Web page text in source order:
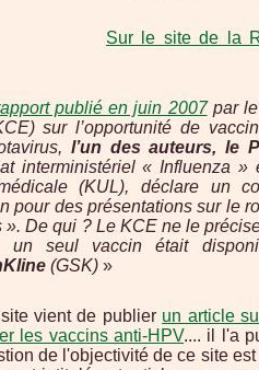
Sur le site de la
publié en juin 2007par le
sur l’opportunité de
l’un des auteurs, le
interministériel « Influenza
(KUL), déclare un
pour des présentations sur le
». De qui ? Le KCE ne le
un seul vaccin était
(GSK) »
vient de publier un article
les vaccins anti-HPV.... il l'a
de l'objectivité de ce site